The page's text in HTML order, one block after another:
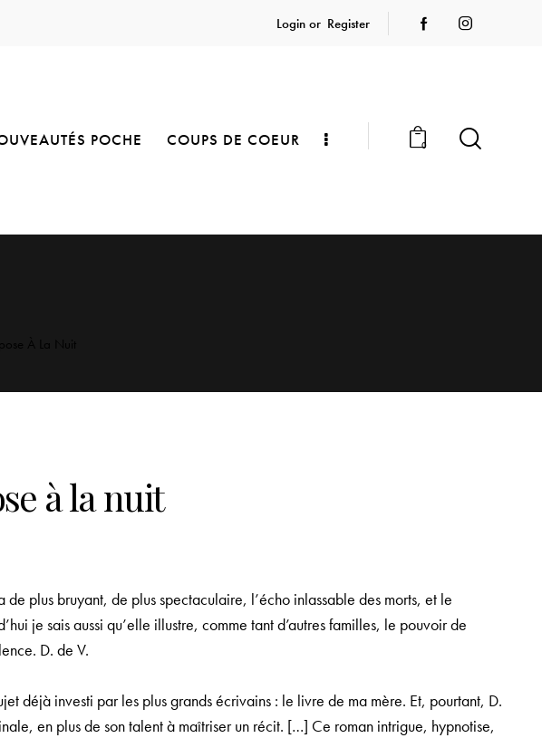
Login or Register
POCHE COUPS DE COEUR 0
à la nuit
plus bruyant, de plus spectaculaire, l’écho inlassable des morts, et le
je sais aussi qu’elle illustre, comme tant d’autres familles, le pouvoir de
D. de V.
déjà investi par les plus grands écrivains : le livre de ma mère. Et, pourtant, D.
en plus de son talent à maîtriser un récit. […] Ce roman intrigue, hypnotise,